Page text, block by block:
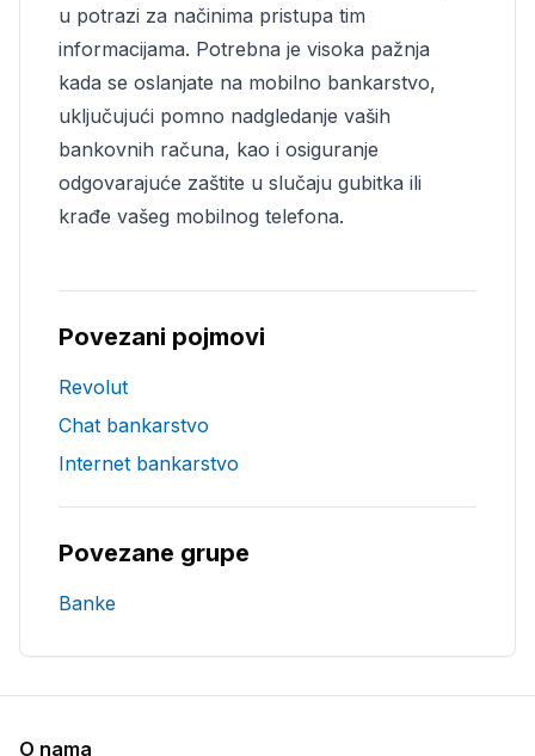
u potrazi za načinima pristupa tim
informacijama. Potrebna je visoka pažnja
kada se oslanjate na mobilno bankarstvo,
uključujući pomno nadgledanje vaših
bankovnih računa, kao i osiguranje
odgovarajuće zaštite u slučaju gubitka ili
krađe vašeg mobilnog telefona.
Povezani pojmovi
Revolut
Chat bankarstvo
Internet bankarstvo
Povezane grupe
Banke
O nama